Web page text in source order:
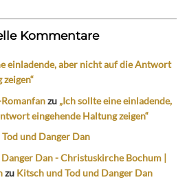
Kommentare
einladende, aber nicht auf die Antwort
zu „Ich sollte eine einladende,
eingehende Haltung zeigen“
und Danger Dan
Dan - Christuskirche Bochum |
zu Kitsch und Tod und Danger Dan